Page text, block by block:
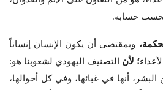
حسابه.
وبمقتضى أن يكون الإنسان إنساناً
؛ لأن
التصنيف اليهودي لشعوبنا هو:
أنها في غبائها، وفي كل أحوالها،